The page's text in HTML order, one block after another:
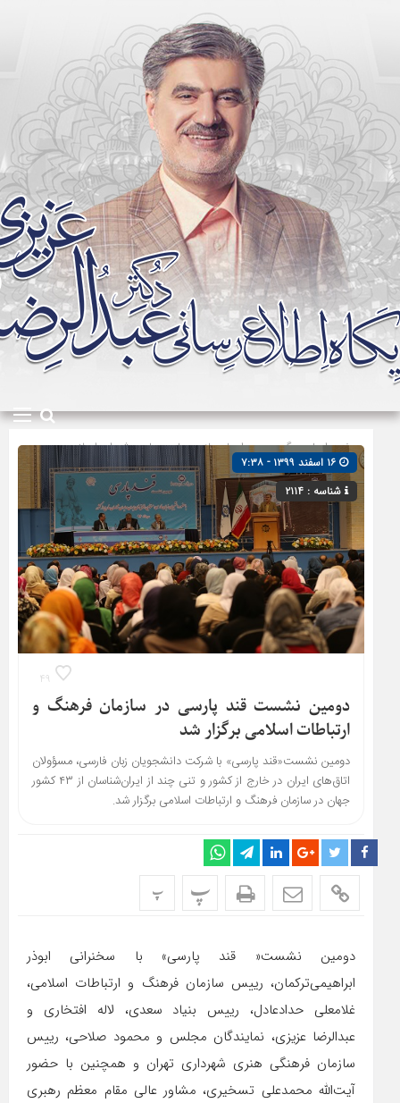
صفحه اصلی» گروه »دیدارها و بازدیدها»مجلس شورای اسلامی
شناسه : ۲۱۱۴
۴۹
دومین نشست قند پارسی در سازمان فرهنگ و
ارتباطات اسلامی برگزار شد
دومین نشست«قند پارسی» با شرکت دانشجویان زبان فارسی، مسؤولان
اتاق‌های ایران در خارج از کشور و تنی چند از ایران‌شناسان از ۴۳ کشور
جهان در سازمان فرهنگ و ارتباطات اسلامی برگزار شد.
پ پ
دومین نشست« قند پارسی» با سخنرانی ابوذر
ابراهیمی‌ترکمان، رییس سازمان فرهنگ و ارتباطات اسلامی،
غلامعلی حدادعادل، رییس بنیاد سعدی، لاله افتخاری و
عبدالرضا عزیزی، نمایندگان مجلس و محمود صلاحی، رییس
سازمان فرهنگی هنری شهرداری تهران و همچنین با حضور
آیت‌الله محمدعلی تسخیری، مشاور عالی مقام معظم رهبری